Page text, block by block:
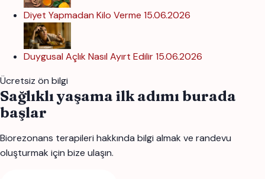
Diyet Yapmadan Kilo Verme 15.06.2026
Duygusal Açlık Nasıl Ayırt Edilir15.06.2026
Ücretsiz ön bilgi
Sağlıklı yaşama ilk adımı burada
başlar
Biorezonans terapileri hakkında bilgi almak ve randevu
oluşturmak için bize ulaşın.